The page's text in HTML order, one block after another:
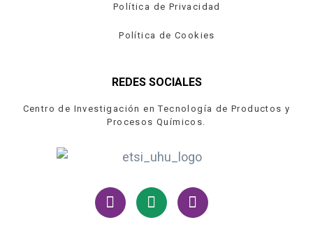
Política de Privacidad
Política de Cookies
REDES SOCIALES
Centro de Investigación en Tecnología de Productos y
Procesos Químicos.